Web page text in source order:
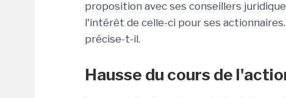
proposition avec ses conseillers
l'intérêt de celle-ci pour ses
précise-t-il.
Hausse du cours de